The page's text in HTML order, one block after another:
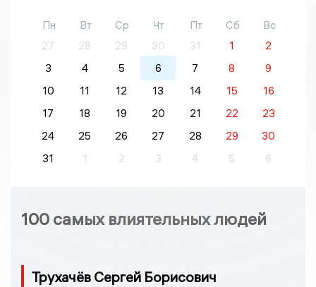
Пн Вт Ср Чт Пт Сб
Вс
27
28 29 30 31 1
2
3
4 5 6 7 8
9
10
11 12 13 14 15
16
17
18 19 20 21 22
23
24
25 26 27 28 29
30
31
1 2 3 4 5 6
100 самых влиятельных людей
Трухачёв Сергей Борисович